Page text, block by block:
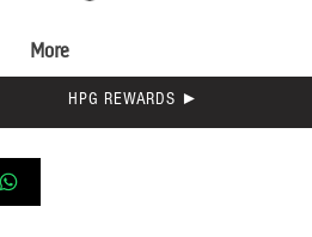
More
HPG REWARDS ►